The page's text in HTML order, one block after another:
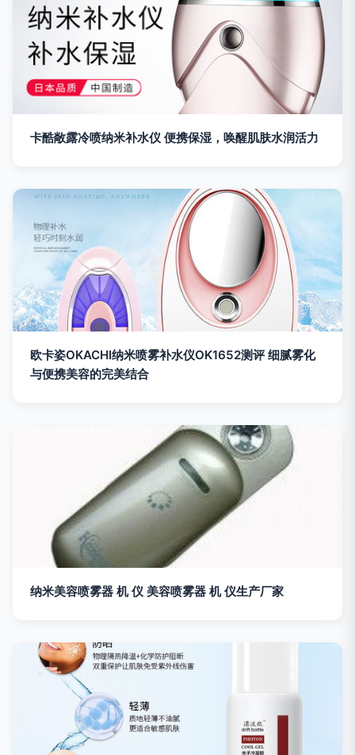
卡酷敞露冷喷纳米补水仪 便携保湿，唤醒肌肤水润活力
欧卡姿OKACHI纳米喷雾补水仪OK1652测评 细腻雾化
与便携美容的完美结合
纳米美容喷雾器 机 仪 美容喷雾器 机 仪生产厂家